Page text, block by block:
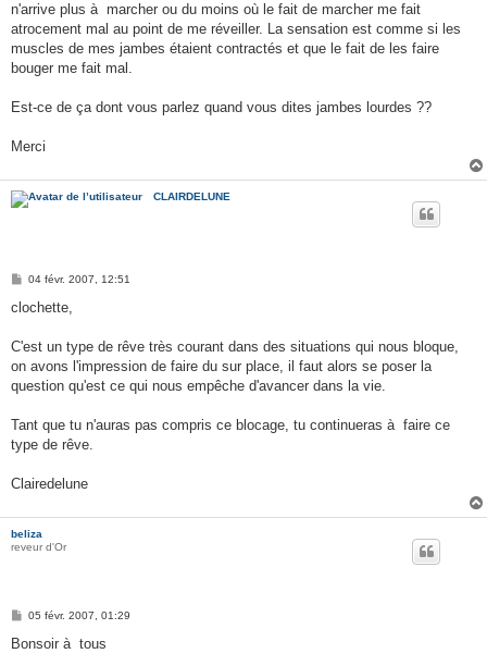
g
n'arrive plus à marcher ou du moins où le fait de marcher me fait
atrocement mal au point de me réveiller. La sensation est comme si les
muscles de mes jambes étaient contractés et que le fait de les faire
bouger me fait mal.
Est-ce de ça dont vous parlez quand vous dites jambes lourdes ??
Merci
CLAIRDELUNE
M
s
g
04 févr. 2007, 12:51
clochette,
C'est un type de rêve très courant dans des situations qui nous bloque,
on avons l'impression de faire du sur place, il faut alors se poser la
question qu'est ce qui nous empêche d'avancer dans la vie.
Tant que tu n'auras pas compris ce blocage, tu continueras à faire ce
type de rêve.
Clairedelune
beliza
reveur d'Or
M
s
05 févr. 2007, 01:29
Bonsoir à tous